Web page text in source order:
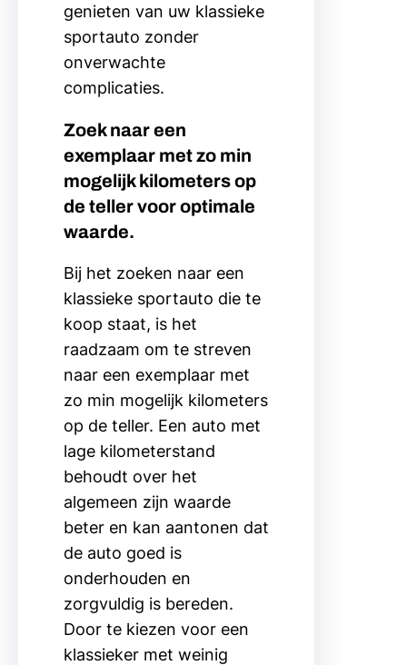
genieten van uw klassieke
sportauto zonder
onverwachte
complicaties.
Zoek naar een
exemplaar met zo min
mogelijk kilometers op
de teller voor optimale
waarde.
Bij het zoeken naar een
klassieke sportauto die te
koop staat, is het
raadzaam om te streven
naar een exemplaar met
zo min mogelijk kilometers
op de teller. Een auto met
lage kilometerstand
behoudt over het
algemeen zijn waarde
beter en kan aantonen dat
de auto goed is
onderhouden en
zorgvuldig is bereden.
Door te kiezen voor een
klassieker met weinig